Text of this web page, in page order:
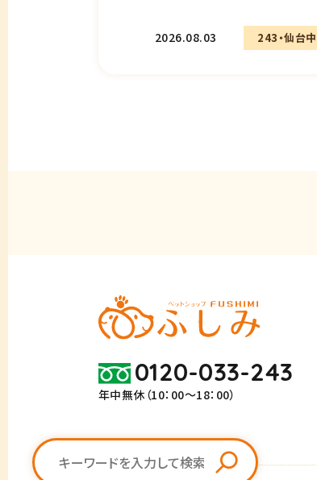
2026.08.03 243・仙台
0120-033-243
年中無休（10：00～18：00）